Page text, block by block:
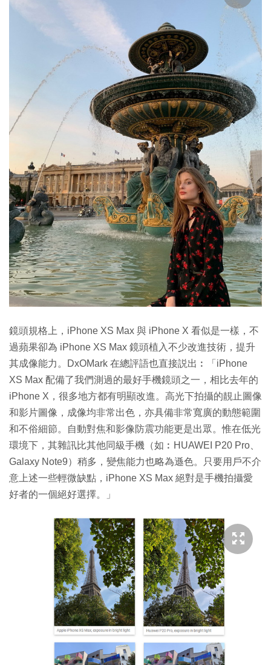
鏡頭規格上，iPhone XS Max 與 iPhone X 看似是一樣，不
過蘋果卻為 iPhone XS Max 鏡頭植入不少改進技術，提升
其成像能力。DxOMark 在總評語也直接説出︰「iPhone
XS Max 配備了我們測過的最好手機鏡頭之一，相比去年的
iPhone X，很多地方都有明顯改進。高光下拍攝的靚止圖像
和影片圖像，成像均非常出色，亦具備非常寬廣的動態範圍
和不俗細節。自動對焦和影像防震功能更是出眾。惟在低光
環境下，其雜訊比其他同級手機（如︰HUAWEI P20 Pro、
Galaxy Note9）稍多，變焦能力也略為遜色。只要用戶不介
意上述一些輕微缺點，iPhone XS Max 絕對是手機拍攝愛
好者的一個絕好選擇。」